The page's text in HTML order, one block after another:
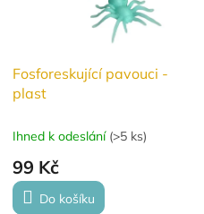
Fosforeskující pavouci -
plast
Ihned k odeslání (>5 ks)
99 Kč
Do košíku